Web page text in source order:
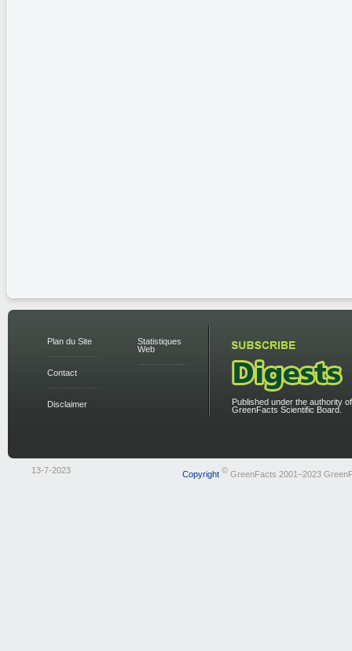
Plan du Site
Contact
Disclaimer
Statistiques
Web
Published under the authority
GreenFacts Scientific Board.
13-7-2023 Copyright ©GreenFacts 2001–2023